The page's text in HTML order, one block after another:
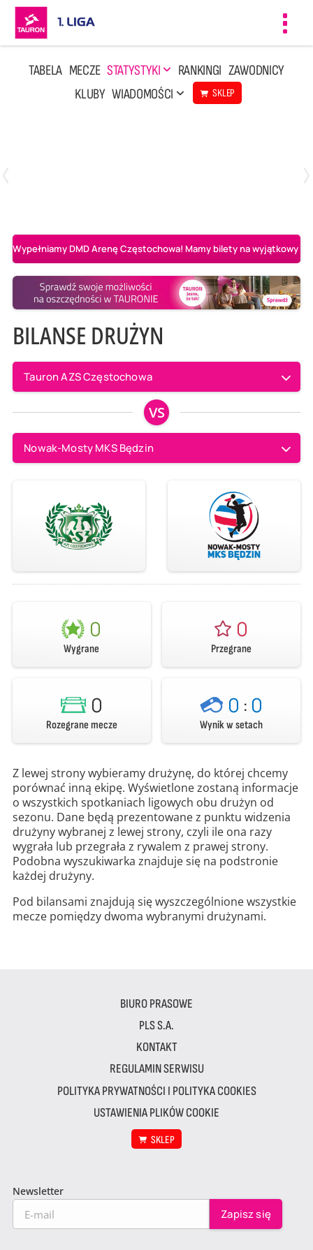
TABELA MECZE STATYSTYKI RANKINGI ZAWODNICY
KLUBY WIADOMOŚCI SKLEP
Wypełniamy DMD Arenę Częstochowa! Mamy bilety na wyjątkowy
BILANSE DRUŻYN
Tauron AZS Częstochowa
VS
Nowak-Mosty MKS Będzin
0
Wygrane
0
Przegrane
0
Rozegrane mecze
0 : 0
Wynik w setach
Z lewej strony wybieramy drużynę, do której chcemy
porównać inną ekipę. Wyświetlone zostaną informacje
o wszystkich spotkaniach ligowych obu drużyn od
sezonu. Dane będą prezentowane z punktu widzenia
drużyny wybranej z lewej strony, czyli ile ona razy
wygrała lub przegrała z rywalem z prawej strony.
Podobna wyszukiwarka znajduje się na podstronie
każdej drużyny.
Pod bilansami znajdują się wyszczególnione wszystkie
mecze pomiędzy dwoma wybranymi drużynami.
BIURO PRASOWE
PLS S.A.
KONTAKT
REGULAMIN SERWISU
POLITYKA PRYWATNOŚCI I POLITYKA COOKIES
USTAWIENIA PLIKÓW COOKIE
SKLEP
Newsletter